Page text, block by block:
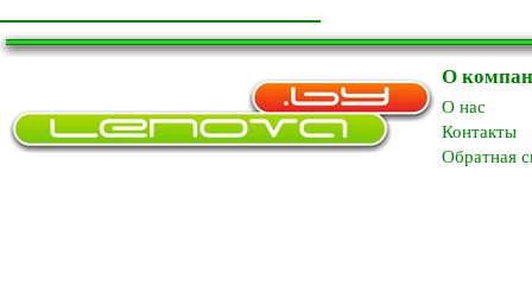
О
O нас
Контакты
Обратная